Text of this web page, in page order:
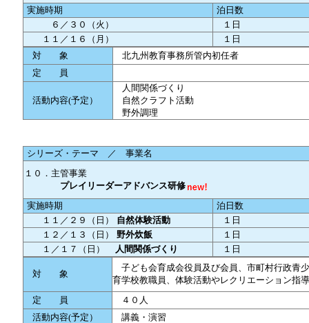
実施時期
泊日数
６／３０（火）
１日
１１／１６（月）
１日
対 象
北九州教育事務所管内初任者
定 員
活動内容(予定）
人間関係づくり
自然クラフト活動
野外調理
シリーズ・テーマ ／ 事業名
１０．主管事業
プレイリーダーアドバンス研修
実施時期
泊日数
１１／２９（日）
自然体験活動
１日
１２／１３（日）
野外炊飯
１日
１／１７（日）
人間関係づくり １日
対 象
子ども会育成会役員及び会員、市町村行政青
育学校教職員、体験活動やレクリエーション指
定 員
４０人
活動内容(予定）
講義・演習